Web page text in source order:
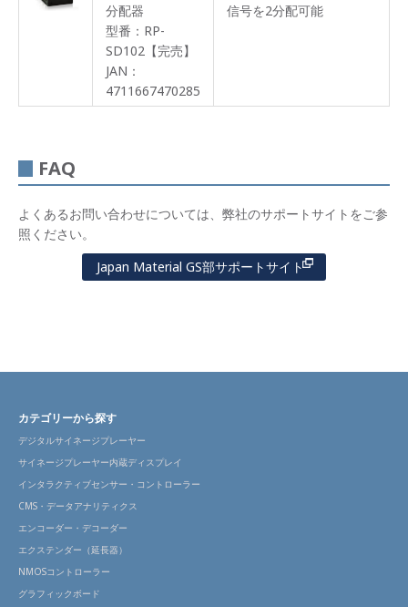
分配器
型番：RP-
SD102【完売】
JAN：
4711667470285
信号を2分配可能
FAQ
よくあるお問い合わせについては、弊社のサポートサイトをご参
照ください。
Japan Material GS部サポートサイト
FAQ
カテゴリーから探す
デジタルサイネージプレーヤー
サイネージプレーヤー内蔵ディスプレイ
インタラクティブセンサー・コントローラー
CMS・データアナリティクス
エンコーダー・デコーダー
エクステンダー（延長器）
NMOSコントローラー
グラフィックボード